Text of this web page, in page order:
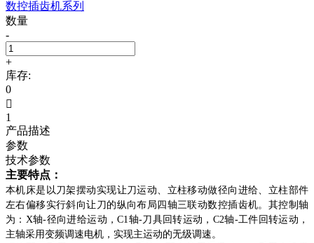
数控插齿机系列
数量
-
+
库存:
0

1
产品描述
参数
技术参数
主要特点：
本机床是以刀架摆动实现让刀运动、立柱移动做径向进给、立柱部件
左右偏移实行斜向让刀的纵向布局四轴三联动数控插齿机。其控制轴
为：X轴-径向进给运动，C1轴-刀具回转运动，C2轴-工件回转运动，
主轴采用变频调速电机，实现主运动的无级调速。